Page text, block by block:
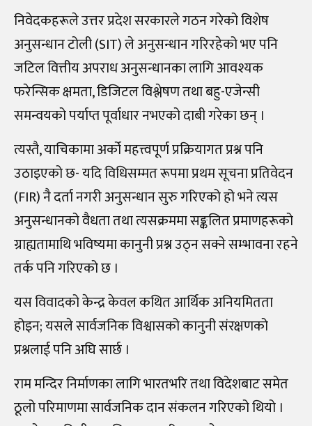
निवेदकहरूले उत्तर प्रदेश सरकारले गठन गरेको विशेष
अनुसन्धान टोली (SIT) ले अनुसन्धान गरिरहेको भए पनि
जटिल वित्तीय अपराध अनुसन्धानका लागि आवश्यक
फरेन्सिक क्षमता, डिजिटल विश्लेषण तथा बहु-एजेन्सी
समन्वयको पर्याप्त पूर्वाधार नभएको दाबी गरेका छन् ।
त्यस्तै, याचिकामा अर्को महत्त्वपूर्ण प्रक्रियागत प्रश्न पनि
उठाइएको छ- यदि विधिसम्मत रूपमा प्रथम सूचना प्रतिवेदन
(FIR) नै दर्ता नगरी अनुसन्धान सुरु गरिएको हो भने त्यस
अनुसन्धानको वैधता तथा त्यसक्रममा सङ्कलित प्रमाणहरूको
ग्राह्यतामाथि भविष्यमा कानुनी प्रश्न उठ्न सक्ने सम्भावना रहने
तर्क पनि गरिएको छ ।
यस विवादको केन्द्र केवल कथित आर्थिक अनियमितता
होइन; यसले सार्वजनिक विश्वासको कानुनी संरक्षणको
प्रश्नलाई पनि अघि सार्छ ।
राम मन्दिर निर्माणका लागि भारतभरि तथा विदेशबाट समेत
ठूलो परिमाणमा सार्वजनिक दान संकलन गरिएको थियो ।